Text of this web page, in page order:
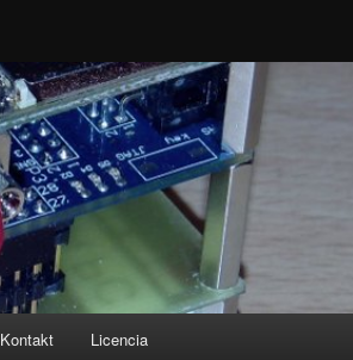
Kontakt Licencia